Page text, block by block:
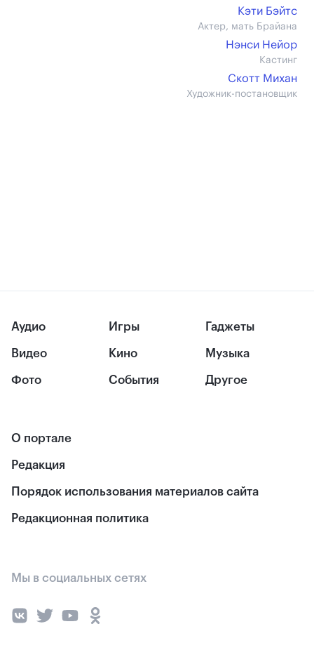
Кэти Бэйтс
Актер, мать Брайана
Нэнси Нейор
Кастинг
Скотт Михан
Художник-постановщик
Аудио
Видео
Фото
Игры
Кино
События
Гаджеты
Музыка
Другое
О портале
Редакция
Порядок использования материалов сайта
Редакционная политика
Мы в социальных сетях